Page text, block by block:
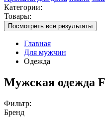
Категории:
Товары:
Посмотреть все результаты
Главная
Для мужчин
Одежда
Мужская одежда
Фильтр:
Бренд